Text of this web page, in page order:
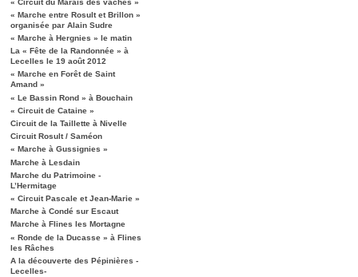
« Marche entre Rosult et Brillon »
organisée par Alain Sudre
« Marche à Hergnies » le matin
La « Fête de la Randonnée » à
Lecelles le 19 août 2012
« Marche en Forêt de Saint
Amand »
« Le Bassin Rond » à Bouchain
« Circuit de Cataine »
Circuit de la Taillette à Nivelle
Circuit Rosult / Saméon
« Marche à Gussignies »
Marche à Lesdain
Marche du Patrimoine -
L’Hermitage
« Circuit Pascale et Jean-Marie »
Marche à Condé sur Escaut
Marche à Flines les Mortagne
« Ronde de la Ducasse » à Flines
les Râches
A la découverte des Pépinières -
Lecelles-